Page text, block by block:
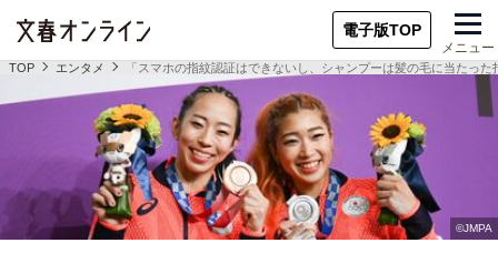
電子版TOP
メニュー
TOP エンタメ 「スマホの指紋認証はできないし、シャンプーは髪の毛に当た